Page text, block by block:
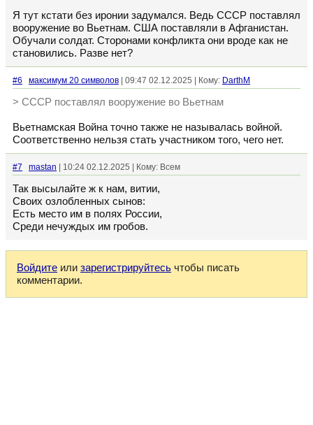
Я тут кстати без иронии задумался. Ведь СССР поставлял
вооружение во Вьетнам. США поставляли в Афганистан.
Обучали солдат. Сторонами конфликта они вроде как не
становились. Разве нет?
#6 максимум 20 символов | 09:47 02.12.2025 | Кому: DarthM
> СССР поставлял вооружение во Вьетнам
Вьетнамская Война точно также не называлась войной.
Соответственно нельзя стать участником того, чего нет.
#7 mastan | 10:24 02.12.2025 | Кому: Всем
Так высылайте ж к нам, витии,
Своих озлобленных сынов:
Есть место им в полях России,
Среди нечуждых им гробов.
Войдите или зарегистрируйтесь чтобы писать
комментарии.